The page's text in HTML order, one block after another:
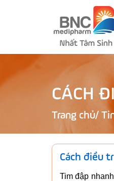
CÁCH
Trang chủ/
Cách điều
Tim đập